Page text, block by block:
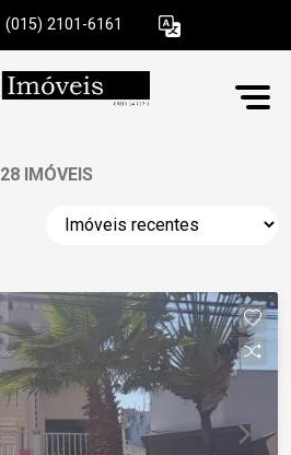
(015) 2101-6161
28 IMÓVEIS